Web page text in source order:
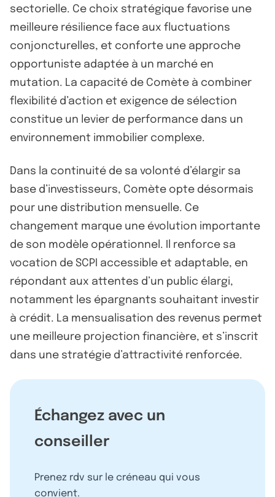
sectorielle. Ce choix stratégique favorise une
meilleure résilience face aux fluctuations
conjoncturelles, et conforte une approche
opportuniste adaptée à un marché en
mutation. La capacité de Comète à combiner
flexibilité d’action et exigence de sélection
constitue un levier de performance dans un
environnement immobilier complexe.
Dans la continuité de sa volonté d’élargir sa
base d’investisseurs, Comète opte désormais
pour une distribution mensuelle. Ce
changement marque une évolution importante
de son modèle opérationnel. Il renforce sa
vocation de SCPI accessible et adaptable, en
répondant aux attentes d’un public élargi,
notamment les épargnants souhaitant investir
à crédit. La mensualisation des revenus permet
une meilleure projection financière, et s’inscrit
dans une stratégie d’attractivité renforcée.
Échangez avec un
conseiller
Prenez rdv sur le créneau qui vous
convient.